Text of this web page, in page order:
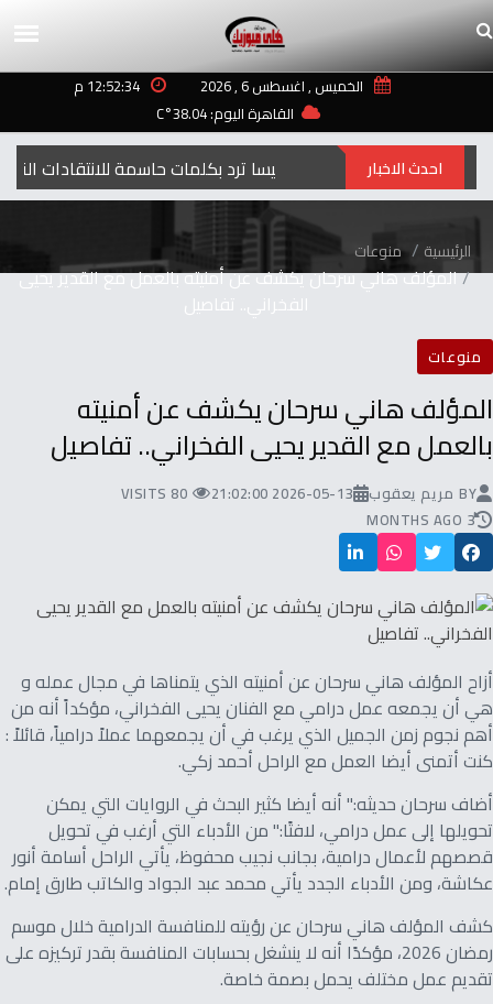
الخميس , اغسطس 6 , 2026
12:52:34 م
القاهرة اليوم: 38.04°C
احدث الاخبار
الرئيسية منوعات
المؤلف هاني سرحان يكشف عن أمنيته بالعمل مع القدير يحيى
الفخراني.. تفاصيل
منوعات
المؤلف هاني سرحان يكشف عن أمنيته
بالعمل مع القدير يحيى الفخراني.. تفاصيل
BY مريم يعقوب 2026-05-13 21:02:00
80 VISITS
3 MONTHS AGO
أزاح المؤلف هاني سرحان عن أمنيته الذي يتمناها في مجال عمله و
هي أن يجمعه عمل درامي مع الفنان يحيى الفخراني، مؤكداً أنه من
أهم نجوم زمن الجميل الذي يرغب في أن يجمعهما عملاً درامياً، قائلاً :
كنت أتمنى أيضا العمل مع الراحل أحمد زكي.
أضاف سرحان حديثه:" أنه أيضا كثير البحث في الروايات التي يمكن
تحويلها إلى عمل درامي، لافتًا:" من الأدباء التي أرغب في تحويل
قصصهم لأعمال درامية، بجانب نجيب محفوظ، يأتي الراحل أسامة أنور
عكاشة، ومن الأدباء الجدد يأتي محمد عبد الجواد والكاتب طارق إمام.
كشف المؤلف هاني سرحان عن رؤيته للمنافسة الدرامية خلال موسم
رمضان 2026، مؤكدًا أنه لا ينشغل بحسابات المنافسة بقدر تركيزه على
تقديم عمل مختلف يحمل بصمة خاصة.